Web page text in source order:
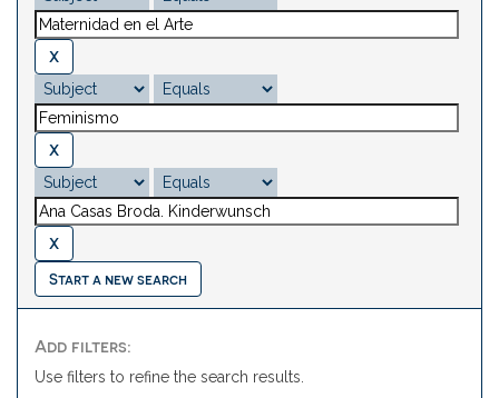
Start a new search
Add filters:
Use filters to refine the search results.